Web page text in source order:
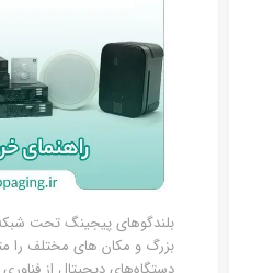
بلندگوهای پیجینگ تحت
بزرگ و مکان های مختلف را